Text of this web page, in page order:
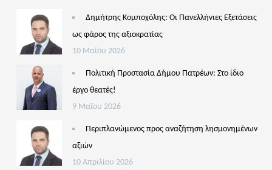
Δημήτρης Κομποχόλης: Οι Πανελλήνιες Εξετάσεις
ως φάρος της αξιοκρατίας
10 Μαΐου 2026
Πολιτική Προστασία Δήμου Πατρέων: Στο ίδιο
έργο θεατές!
9 Μαΐου 2026
Περιπλανώμενος προς αναζήτηση λησμονημένων
αξιών
10 Απριλίου 2026